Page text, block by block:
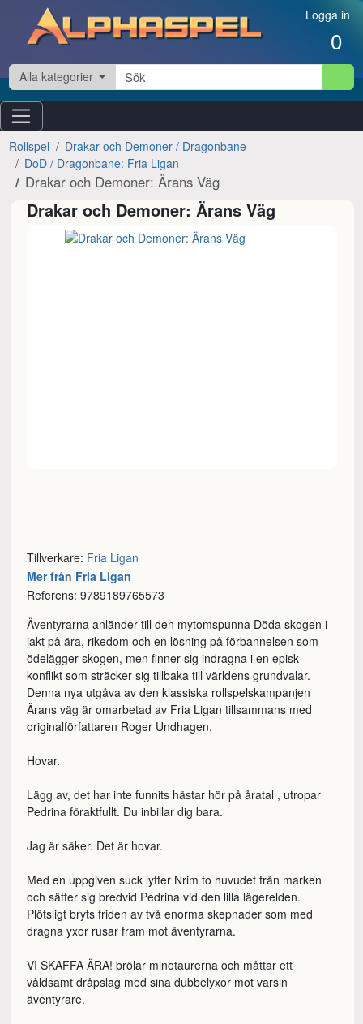
Hoppa till innehåll Logga in
0
Alla kategorier
Rollspel
Drakar och Demoner / Dragonbane
DoD / Dragonbane: Fria Ligan
Drakar och Demoner: Ärans Väg
Drakar och Demoner: Ärans Väg
Tillverkare: Fria Ligan
Mer från Fria Ligan
Referens: 9789189765573
Äventyrarna anländer till den mytomspunna Döda skogen i
jakt på ära, rikedom och en lösning på förbannelsen som
ödelägger skogen, men finner sig indragna i en episk
konflikt som sträcker sig tillbaka till världens grundvalar.
Denna nya utgåva av den klassiska rollspelskampanjen
Ärans väg är omarbetad av Fria Ligan tillsammans med
originalförfattaren Roger Undhagen.
Hovar.
Lägg av, det har inte funnits hästar hör på åratal , utropar
Pedrina föraktfullt. Du inbillar dig bara.
Jag är säker. Det är hovar.
Med en uppgiven suck lyfter Nrim to huvudet från marken
och sätter sig bredvid Pedrina vid den lilla lägerelden.
Plötsligt bryts friden av två enorma skepnader som med
dragna yxor rusar fram mot äventyrarna.
VI SKAFFA ÄRA! brölar minotaurerna och måttar ett
våldsamt dråpslag med sina dubbelyxor mot varsin
äventyrare.